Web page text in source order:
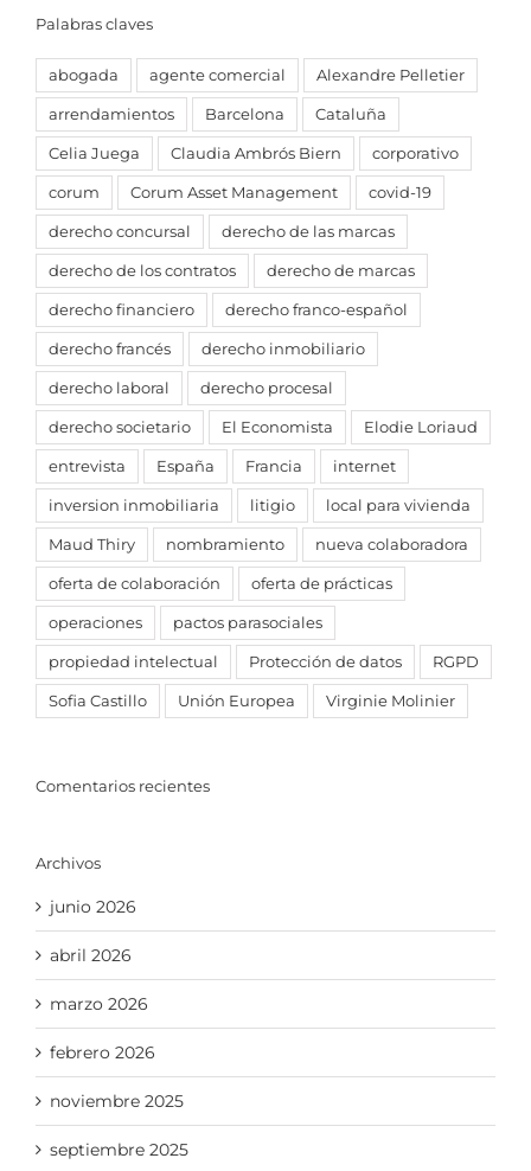
Palabras claves
abogada agente comercial Alexandre Pelletier
arrendamientos Barcelona Cataluña
Celia Juega Claudia Ambrós Biern corporativo
corum Corum Asset Management covid-19
derecho concursal derecho de las marcas
derecho de los contratos derecho de marcas
derecho financiero derecho franco-español
derecho francés derecho inmobiliario
derecho laboral derecho procesal
derecho societario El Economista Elodie Loriaud
entrevista España Francia internet
inversion inmobiliaria litigio local para vivienda
Maud Thiry nombramiento nueva colaboradora
oferta de colaboración oferta de prácticas
operaciones pactos parasociales
propiedad intelectual Protección de datos RGPD
Sofia Castillo Unión Europea Virginie Molinier
Comentarios recientes
Archivos
junio 2026
abril 2026
marzo 2026
febrero 2026
noviembre 2025
septiembre 2025